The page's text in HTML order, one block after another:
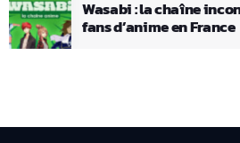
Wasabi : la chaîne
fans d’anime en France